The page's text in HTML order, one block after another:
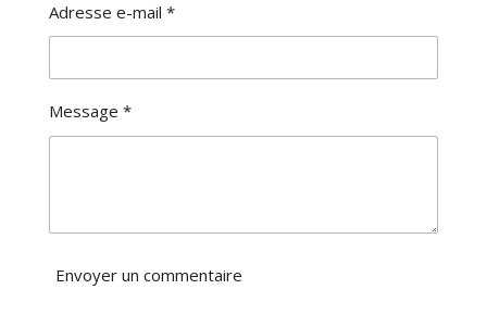
0
t
i
l
u
o
Adresse e-mail *
Message *
Envoyer un commentaire